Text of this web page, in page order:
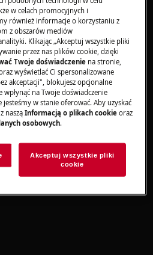
PRZYTRAPNIĘCIA
jeśli wykonujesz prace
związane z
w celach promocyjnych i
również informacje o korzystaniu z
z obszarów mediów
Klikając „Akceptuj wszystkie pliki
przez nas plików cookie, dzięki
Twoje doświadczenie na stronie,
wyświetlać Ci spersonalizowane
akceptacji", blokujesz opcjonalne
na Twoje doświadczenie
w stanie oferować. Aby uzyskać
nasząInformacją o plikach cookie oraz
osobowych.
Akceptuj wszystkie pliki
cookie